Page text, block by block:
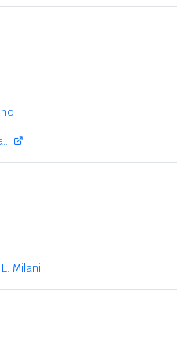
Milani